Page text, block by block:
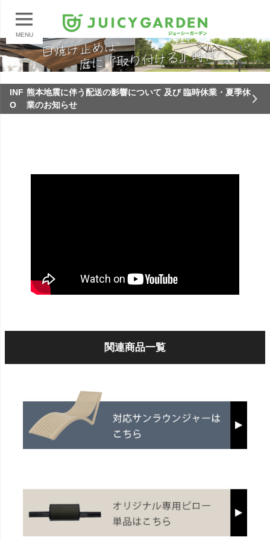
MENU
INF
O
熊本地震に伴う配送の影響について 及び 臨時休業・夏季休
業のお知らせ
関連商品一覧